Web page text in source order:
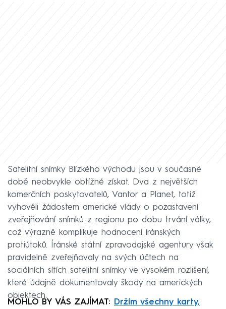
Satelitní snímky Blízkého východu jsou v současné
době neobvykle obtížné získat. Dva z největších
komerčních poskytovatelů, Vantor a Planet, totiž
vyhověli žádostem americké vlády o pozastavení
zveřejňování snímků z regionu po dobu trvání války,
což výrazně komplikuje hodnocení íránských
protiútoků. Íránské státní zpravodajské agentury však
pravidelně zveřejňovaly na svých účtech na
sociálních sítích satelitní snímky ve vysokém rozlišení,
které údajně dokumentovaly škody na amerických
objektech.
MOHLO BY VÁS ZAJÍMAT: Držím všechny karty,